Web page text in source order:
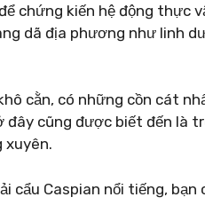
chứng kiến ​​hệ động thực
dã địa phương như linh
cằn, có những cồn cát
đây cũng được biết đến là
xuyên.
cẩu Caspian nổi tiếng,